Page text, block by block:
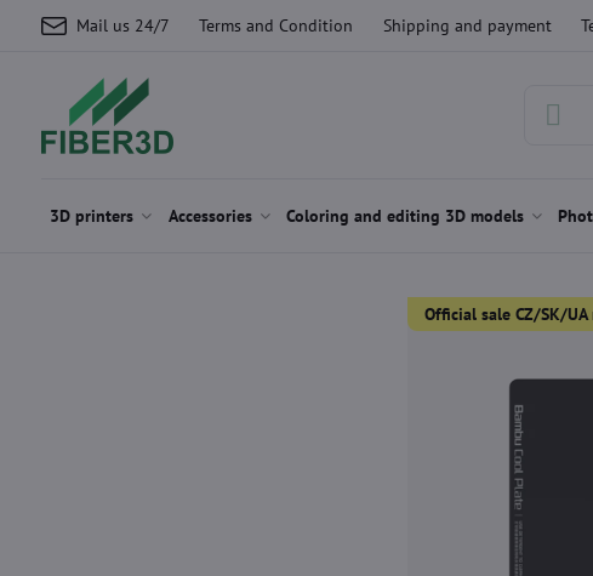
Mail us 24/7 Terms and Condition Shipping and payment
3D printers Accessories Coloring and editing 3D models
Official sale CZ/SK/UA